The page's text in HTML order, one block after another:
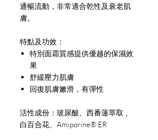
通暢流動，非常適合乾性及衰老肌
膚。
特點及功效：
特別面霜質感提供優越的保濕效
果
舒緩壓力肌膚
回復肌膚嫩滑，有彈性
活性成份：玻尿酸、西番蓮萃取 、
白百合花、Amiporine® ER